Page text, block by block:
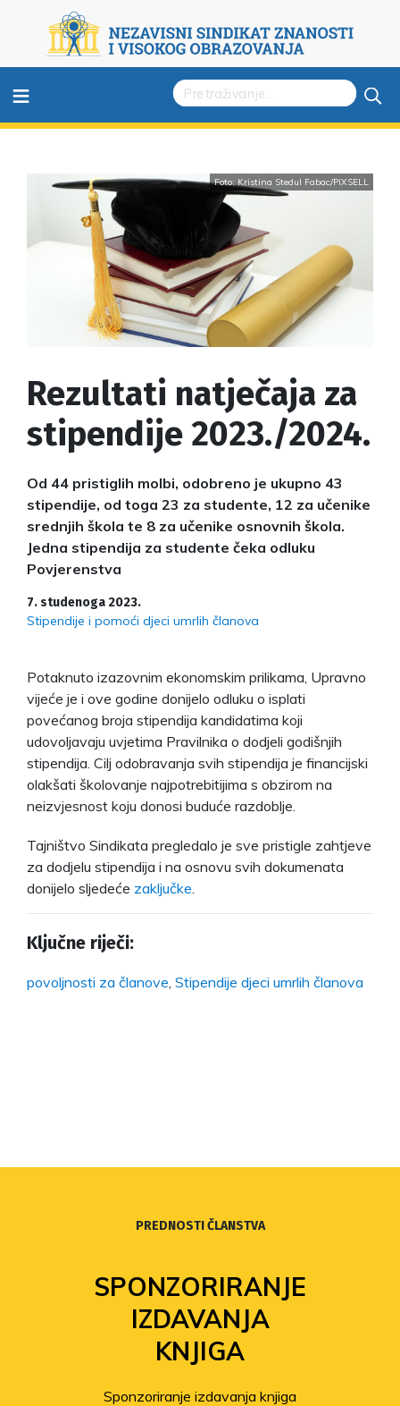
≡
Foto: Kristina Stedul Fabac/PIXSELL
Rezultati natječaja za
stipendije 2023./2024.
Od 44 pristiglih molbi, odobreno je ukupno 43
stipendije, od toga 23 za studente, 12 za učenike
srednjih škola te 8 za učenike osnovnih škola.
Jedna stipendija za studente čeka odluku
Povjerenstva
7. studenoga 2023.
Stipendije i pomoći djeci umrlih članova
Potaknuto izazovnim ekonomskim prilikama, Upravno
vijeće je i ove godine donijelo odluku o isplati
povećanog broja stipendija kandidatima koji
udovoljavaju uvjetima Pravilnika o dodjeli godišnjih
stipendija. Cilj odobravanja svih stipendija je financijski
olakšati školovanje najpotrebitijima s obzirom na
neizvjesnost koju donosi buduće razdoblje.
Tajništvo Sindikata pregledalo je sve pristigle zahtjeve
za dodjelu stipendija i na osnovu svih dokumenata
donijelo sljedeće zaključke
Ključne riječi:
povoljnosti za članove Stipendije djeci umrlih članova
PREDNOSTI ČLANSTVA
SPONZORIRANJE
IZDAVANJA
KNJIGA
Sponzoriranje izdavanja knjiga